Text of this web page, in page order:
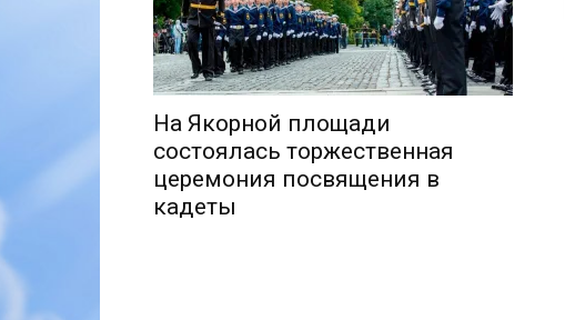
На Якорной площади
состоялась торжественная
церемония посвящения в
кадеты